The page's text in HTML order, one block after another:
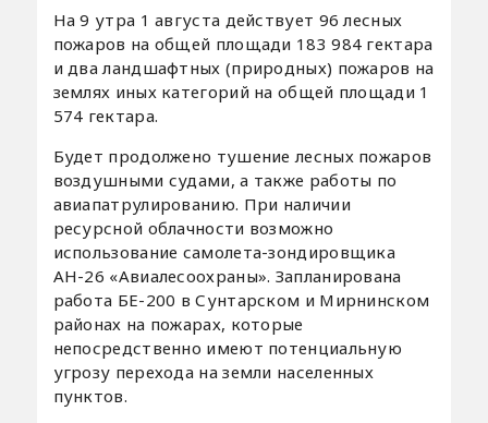
На 9 утра 1 августа действует 96 лесных
пожаров на общей площади 183 984 гектара
и два ландшафтных (природных) пожаров на
землях иных категорий на общей площади 1
574 гектара.
Будет продолжено тушение лесных пожаров
воздушными судами, а также работы по
авиапатрулированию. При наличии
ресурсной облачности возможно
использование самолета-зондировщика
АН-26 «Авиалесоохраны». Запланирована
работа БЕ-200 в Сунтарском и Мирнинском
районах на пожарах, которые
непосредственно имеют потенциальную
угрозу перехода на земли населенных
пунктов.